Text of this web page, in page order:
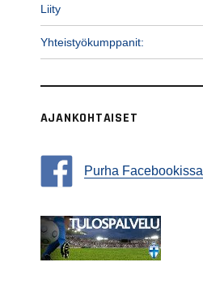
Liity
Yhteistyökumppanit:
AJANKOHTAISET
Purha Facebookissa